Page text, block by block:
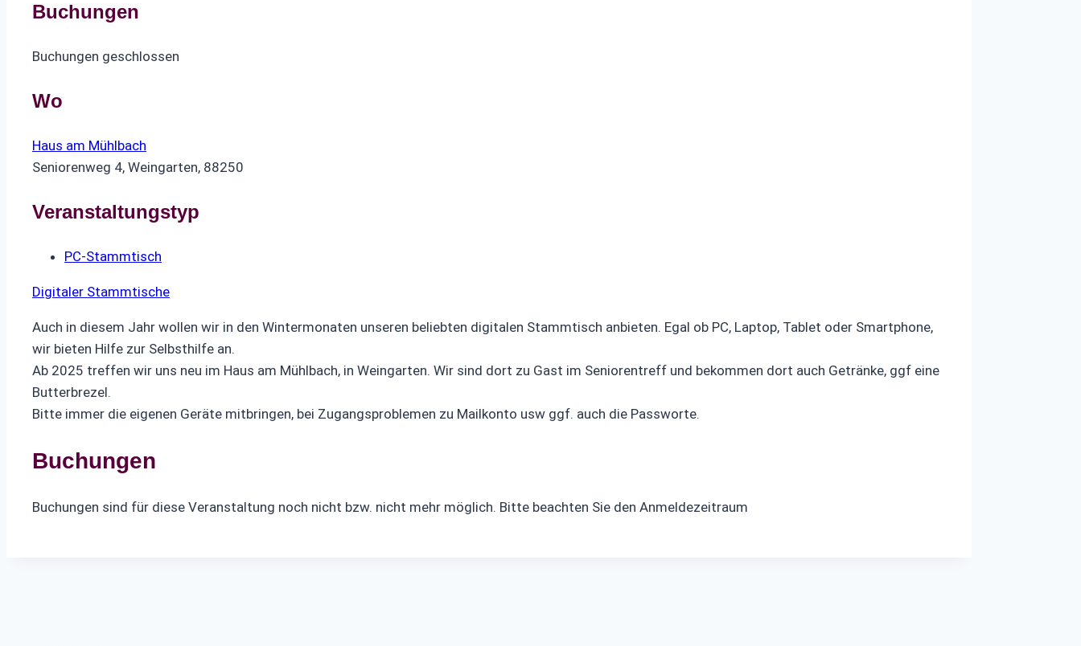
Buchungen
Buchungen geschlossen
Wo
Haus am Mühlbach
Seniorenweg 4, Weingarten, 88250
Veranstaltungstyp
PC-Stammtisch
Digitaler Stammtische
Auch in diesem Jahr wollen wir in den Wintermonaten unseren beliebten digitalen Stammtisch anbieten. Egal ob PC, Laptop, Tablet oder Smartphone,
wir bieten Hilfe zur Selbsthilfe an.
Ab 2025 treffen wir uns neu im Haus am Mühlbach, in Weingarten. Wir sind dort zu Gast im Seniorentreff und bekommen dort auch Getränke, ggf eine
Butterbrezel.
Bitte immer die eigenen Geräte mitbringen, bei Zugangsproblemen zu Mailkonto usw ggf. auch die Passworte.
Buchungen
Buchungen sind für diese Veranstaltung noch nicht bzw. nicht mehr möglich. Bitte beachten Sie den Anmeldezeitraum